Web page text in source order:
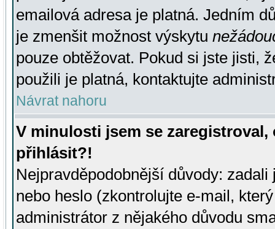
emailová adresa je platná. Jedním
je zmenšit možnost výskytu
pouze obtěžovat. Pokud si jste jisti,
použili je platná, kontaktujte
Návrat nahoru
V minulosti jsem se
přihlásit?!
Nejpravděpodobnější důvody:
nebo heslo (zkontrolujte e-mail,
administrátor z nějakého důvodu